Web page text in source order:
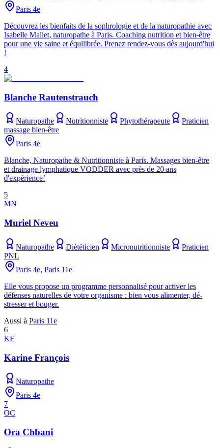
Paris 4e
Découvrez les bienfaits de la sophrologie et de la naturopathie avec
Isabelle Mallet, naturopathe à Paris. Coaching nutrition et bien-être
pour une vie saine et équilibrée. Prenez rendez-vous dès aujourd'hui
!
4
Blanche Rautenstrauch
Naturopathe Nutritionniste Phytothérapeute
Praticien
massage bien-être
Paris 4e
Blanche, Naturopathe & Nutritionniste à Paris. Massages bien-être
et drainage lymphatique VODDER avec près de 20 ans
d'expérience!
5
MN
Muriel Neveu
Naturopathe Diététicien Micronutritionniste
Praticien
PNL
Paris 4e, Paris 11e
Elle vous propose un programme personnalisé pour activer les
défenses naturelles de votre organisme : bien vous alimenter, dé-
stresser et bouger.
Aussi à Paris 11e
6
KF
Karine François
Naturopathe
Paris 4e
7
OC
Ora Chbani